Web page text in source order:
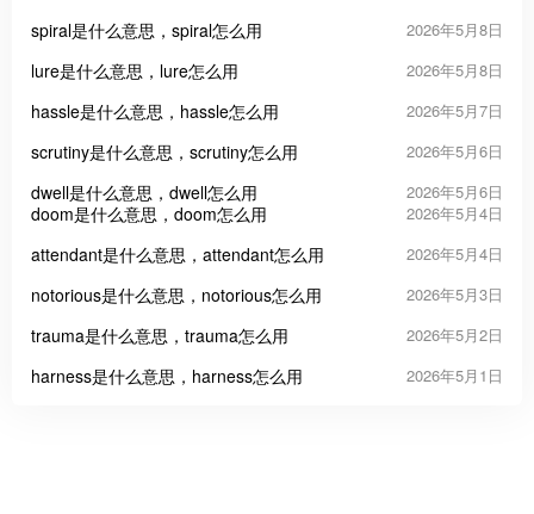
spiral是什么意思，spiral怎么用 2026年5月8日
lure是什么意思，lure怎么用 2026年5月8日
hassle是什么意思，hassle怎么用 2026年5月7日
scrutiny是什么意思，scrutiny怎么用 2026年5月6日
dwell是什么意思，dwell怎么用 2026年5月6日
doom是什么意思，doom怎么用 2026年5月4日
attendant是什么意思，attendant怎么用 2026年5月4日
notorious是什么意思，notorious怎么用 2026年5月3日
trauma是什么意思，trauma怎么用 2026年5月2日
harness是什么意思，harness怎么用 2026年5月1日